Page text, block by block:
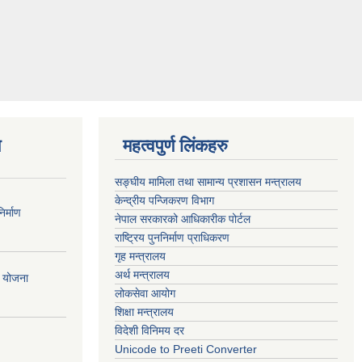
योजना
महत्वपुर्ण लिंकहरु
सङ्घीय मामिला तथा सामान्य प्रशासन मन्त्रालय
केन्द्रीय पन्जिकरण विभाग
नेपाल सरकारको आधिकारीक पोर्टल
राष्ट्रिय पुननिर्माण प्राधिकरण
गृह मन्त्रालय
अर्थ मन्त्रालय
लोकसेवा आयोग
शिक्षा मन्त्रालय
विदेशी विनिमय दर
Unicode to Preeti Converter